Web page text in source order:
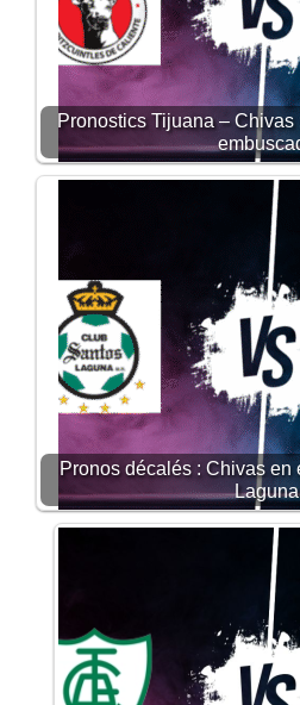
Pronostics Tijuana – Chivas
Pronos décalés : Chivas en
Laguna